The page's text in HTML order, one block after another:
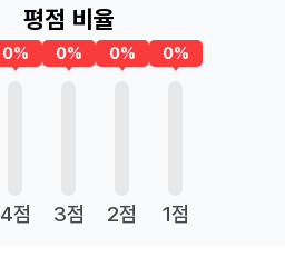
평점 비율
0%
4점
0%
3점
0%
2점
0%
1점